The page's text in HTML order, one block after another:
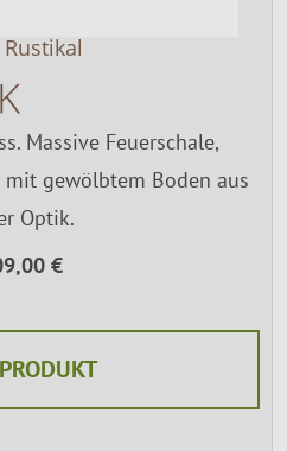
Massive Feuerschale,
gewölbtem Boden aus
Optik.
€